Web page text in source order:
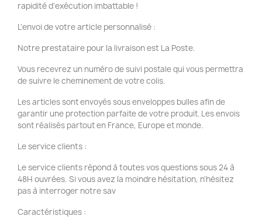
rapidité d'exécution imbattable !
L'envoi de votre article personnalisé :
Notre prestataire pour la livraison est La Poste.
Vous recevrez un numéro de suivi postale qui vous permettra
de suivre le cheminement de votre colis.
Les articles sont envoyés sous enveloppes bulles afin de
garantir une protection parfaite de votre produit. Les envois
sont réalisés partout en France, Europe et monde.
Le service clients :
Le service clients répond à toutes vos questions sous 24 à
48H ouvrées. Si vous avez la moindre hésitation, n'hésitez
pas à interroger notre sav
Caractéristiques :